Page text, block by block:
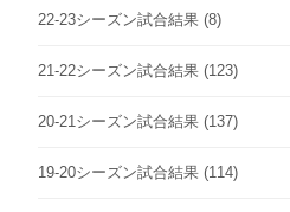
22-23シーズン試合結果 (8)
21-22シーズン試合結果 (123)
20-21シーズン試合結果 (137)
19-20シーズン試合結果 (114)